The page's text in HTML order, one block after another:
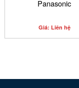
Panasonic
Giá: Liên hệ